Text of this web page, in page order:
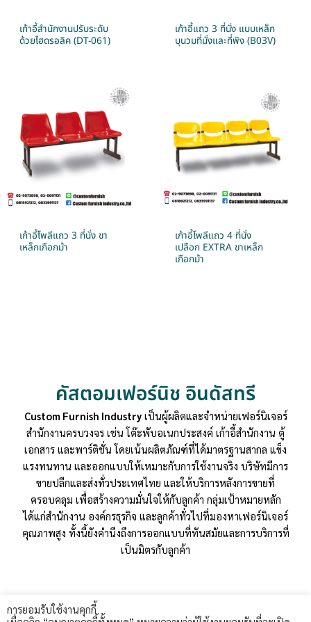
เก้าอี้สำนักงานปรับระดับ
ด้วยไฮดรอลิค (DT-061)
เก้าอี้แถว 3 ที่นั่ง แบบเหล็ก
บุนวมที่นั่งและที่พิง (B03V)
เก้าอี้โพลีแถว 3 ที่นั่ง ขา
เหล็กเกือกม้า
เก้าอี้โพลีแถว 4 ที่นั่ง
เปลือก EXTRA ขาเหล็ก
เกือกม้า
คัสตอมเฟอร์นิช อินดัสทรี
Custom Furnish Industryเป็นผู้ผลิตและจำหน่ายเฟอร์นิเจอร์
สำนักงานครบวงจร เช่น โต๊ะพับอเนกประสงค์ เก้าอี้สำนักงาน ตู้
เอกสาร และพาร์ติชั่น โดยเน้นผลิตภัณฑ์ที่ได้มาตรฐานสากล แข็ง
แรงทนทาน และออกแบบให้เหมาะกับการใช้งานจริง บริษัทมีการ
ขายปลีกและส่งทั่วประเทศไทย และให้บริการหลังการขายที่
ครอบคลุม เพื่อสร้างความมั่นใจให้กับลูกค้า กลุ่มเป้าหมายหลัก
ได้แก่สำนักงาน องค์กรธุรกิจ และลูกค้าทั่วไปที่มองหาเฟอร์นิเจอร์
คุณภาพสูง ทั้งนี้ยังคำนึงถึงการออกแบบที่ทันสมัยและการบริการที่
เป็นมิตรกับลูกค้า
การยอมรับใช้งานคุกกี้